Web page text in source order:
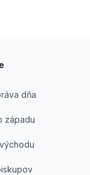
dňa
západu